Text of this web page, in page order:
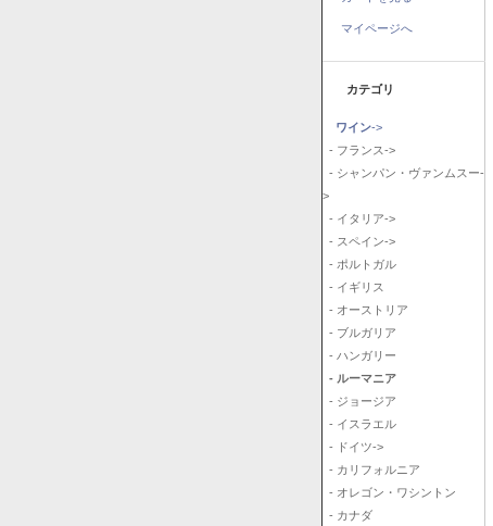
マイページへ
カテゴリ
ワイン->
- フランス->
- シャンパン・ヴァンムスー-
>
- イタリア->
- スペイン->
- ポルトガル
- イギリス
- オーストリア
- ブルガリア
- ハンガリー
- ルーマニア
- ジョージア
- イスラエル
- ドイツ->
- カリフォルニア
- オレゴン・ワシントン
- カナダ